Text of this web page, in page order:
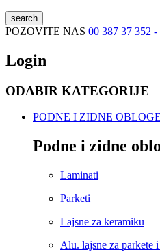
search
POZOVITE NAS 00 387 37 352 -
Login
ODABIR KATEGORIJE
PODNE I ZIDNE OBLOGE
Podne i zidne
Laminati
Parketi
Lajsne za keramiku
Alu. lajsne za parkete